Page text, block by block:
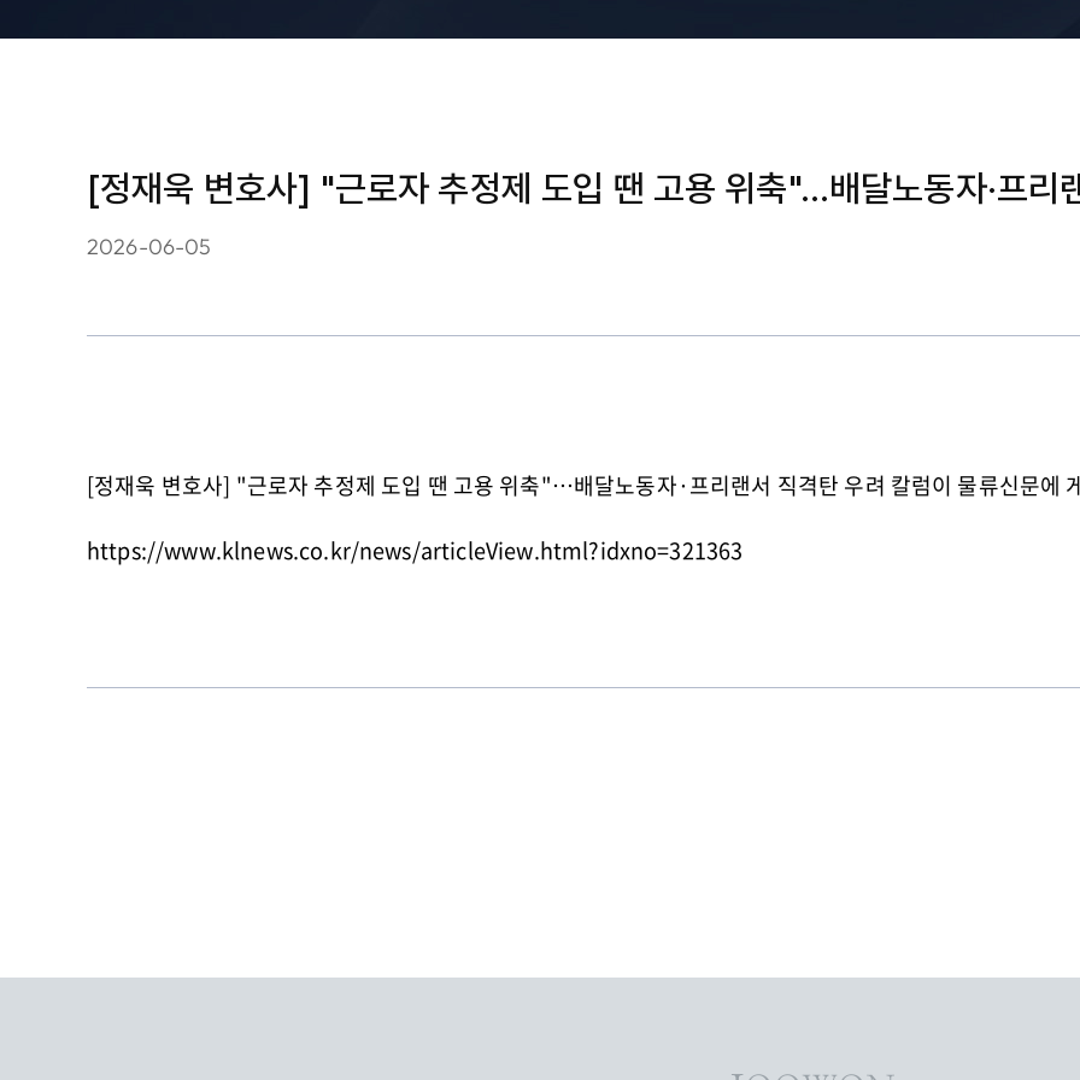
[정재욱 변호사] "근로자 추정제 도입 땐 고용 위축"…배달노동자·프리
2026-06-05
[정재욱 변호사] "근로자 추정제 도입 땐 고용 위축"…배달노동자·프리랜서 직격탄 우려 칼럼이 물류신문에
https://www.klnews.co.kr/news/articleView.html?idxno=321363